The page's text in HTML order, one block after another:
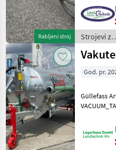
Rabljeni stroj
200 mm •
mit
Strojevi za
đubrenje,
gnojenje i
/ Vakutec
God. pr.
Güllefass
2619559;